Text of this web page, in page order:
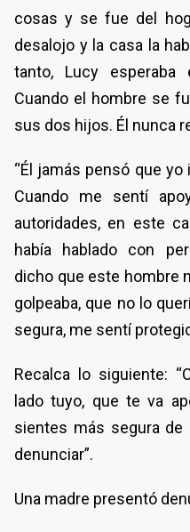
cosas y se fue del
desalojo y la casa la
tanto, Lucy
Cuando el hombre se
sus dos hijos. Él nunca
“Él jamás pensó que yo
Cuando me sentí
autoridades, en este
había hablado con
dicho que este hombre
golpeaba, que no lo
segura, me sentí
Recalca lo siguiente:
lado tuyo, que te va
sientes más segura de
denunciar”.
Una madre presentó